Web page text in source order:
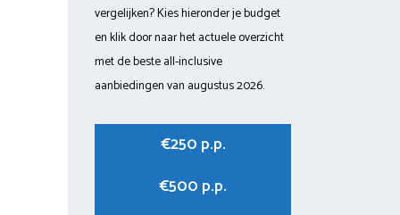
vergelijken? Kies hieronder je budget
en klik door naar het actuele overzicht
met de beste all-inclusive
aanbiedingen van augustus 2026.
€250 p.p.
€500 p.p.